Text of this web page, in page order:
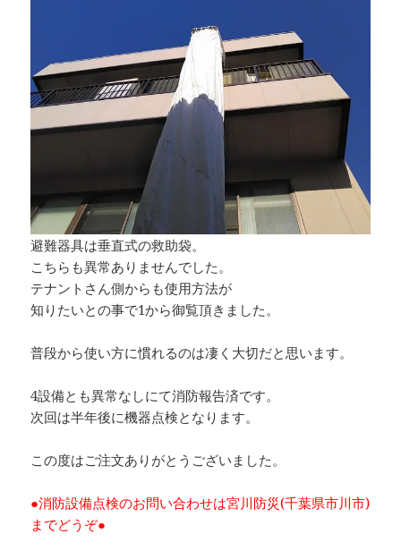
避難器具は垂直式の救助袋。
こちらも異常ありませんでした。
テナントさん側からも使用方法が
知りたいとの事で1から御覧頂きました。
普段から使い方に慣れるのは凄く大切だと思います。
4設備とも異常なしにて消防報告済です。
次回は半年後に機器点検となります。
この度はご注文ありがとうございました。
●消防設備点検のお問い合わせは宮川防災(千葉県市川市)
までどうぞ●